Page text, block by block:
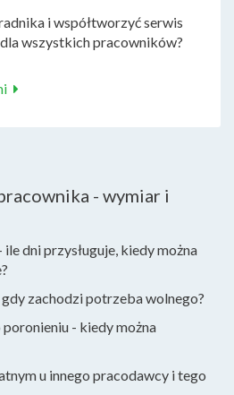
i współtworzyć serwis
wszystkich pracowników?
- wymiar i
dni przysługuje, kiedy można
zachodzi potrzeba wolnego?
- kiedy można
u innego pracodawcy i tego